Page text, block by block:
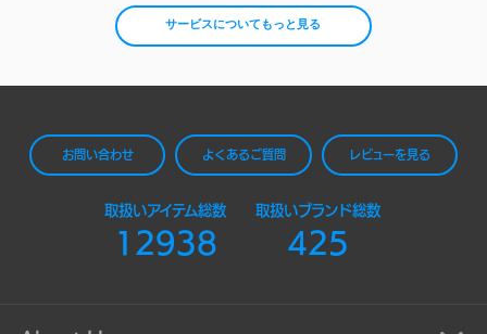
サービスについてもっと見る
お問い合わせ よくあるご質問 レビューを見る
取扱いアイテム総数
12938
取扱いブランド総数
425